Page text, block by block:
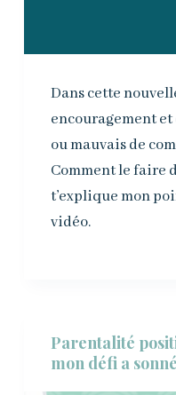
Dans cette
encouragement
ou mauvais de
Comment le faire
t’explique mon
vidéo.
Parentalité
mon défi a